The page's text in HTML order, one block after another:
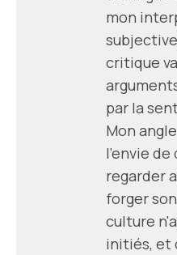
mon
critique
par la
Mon
l'envie de
regarder
forger
culture
initiés, et